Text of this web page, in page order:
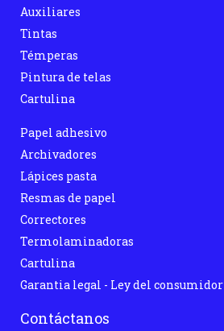
Auxiliares
Tintas
Témperas
Pintura de telas
Cartulina
Papel adhesivo
Archivadores
Lápices pasta
Resmas de papel
Correctores
Termolaminadoras
Cartulina
Garantia legal - Ley del consumidor
Contáctanos